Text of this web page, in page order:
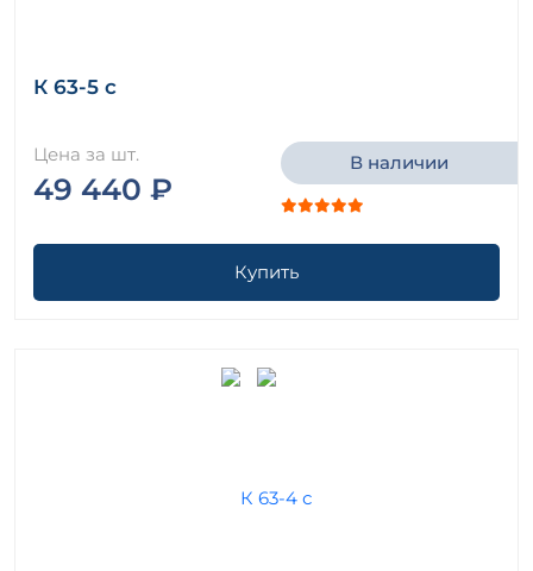
К 63-5 с
Цена за шт.
49 440 ₽
В наличии
Купить